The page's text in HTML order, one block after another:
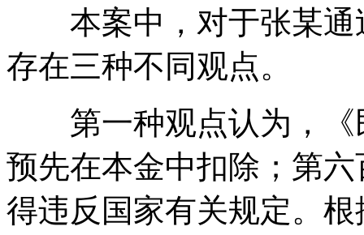
本案中，对于张某通
存在三种不同观点。
第一种观点认为，《
预先在本金中扣除；第
得违反国家有关规定。